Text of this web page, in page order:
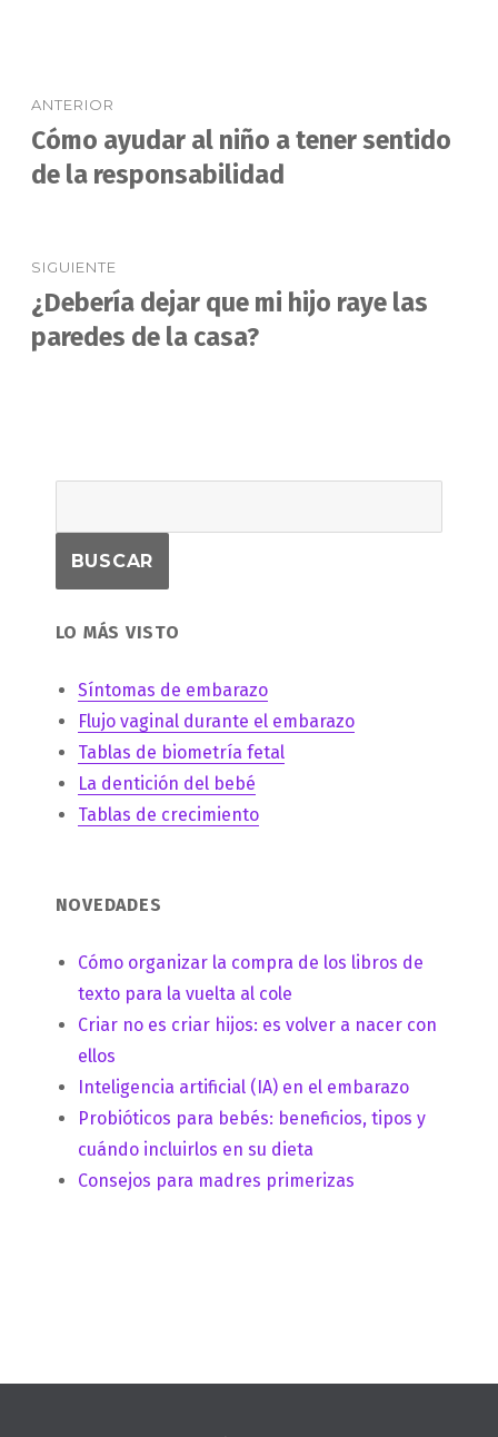
de
entradas
ANTERIOR
Entrada
anterior:
Cómo ayudar al niño a tener sentido
de la responsabilidad
SIGUIENTE
Entrada
siguiente:
¿Debería dejar que mi hijo raye las
paredes de la casa?
LO MÁS VISTO
Síntomas de embarazo
Flujo vaginal durante el embarazo
Tablas de biometría fetal
La dentición del bebé
Tablas de crecimiento
NOVEDADES
Cómo organizar la compra de los libros de
texto para la vuelta al cole
Criar no es criar hijos: es volver a nacer con
ellos
Inteligencia artificial (IA) en el embarazo
Probióticos para bebés: beneficios, tipos y
cuándo incluirlos en su dieta
Consejos para madres primerizas